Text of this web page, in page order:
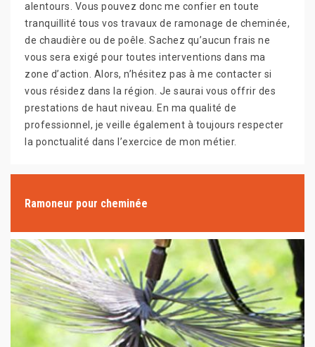
alentours. Vous pouvez donc me confier en toute
tranquillité tous vos travaux de ramonage de cheminée,
de chaudière ou de poêle. Sachez qu’aucun frais ne
vous sera exigé pour toutes interventions dans ma
zone d’action. Alors, n’hésitez pas à me contacter si
vous résidez dans la région. Je saurai vous offrir des
prestations de haut niveau. En ma qualité de
professionnel, je veille également à toujours respecter
la ponctualité dans l’exercice de mon métier.
Ramoneur pour cheminée